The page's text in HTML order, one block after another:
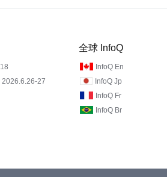
2026.6.26-27
全球 InfoQ
InfoQ En
InfoQ Jp
InfoQ Fr
InfoQ Br